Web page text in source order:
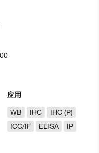
应用
WB
IHC
IHC (P)
ICC/IF
ELISA IP